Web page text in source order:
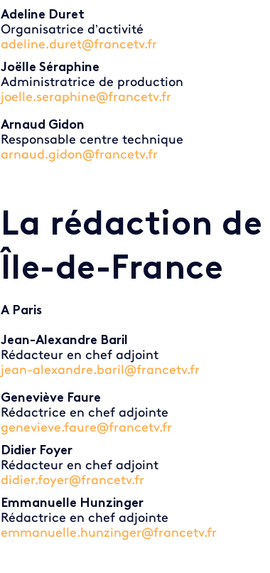
Adeline Duret
Organisatrice d’activité
adeline.duret@francetv.fr
Joëlle Séraphine
Administratrice de production
joelle.seraphine@francetv.fr
Arnaud Gidon
Responsable centre technique
arnaud.gidon@francetv.fr
La rédaction de
Île-de-France
A Paris
Jean-Alexandre Baril
Rédacteur en chef adjoint
jean-alexandre.baril@francetv.fr
Geneviève Faure
Rédactrice en chef adjointe
genevieve.faure@francetv.fr
Didier Foyer
Rédacteur en chef adjoint
didier.foyer@francetv.fr
Emmanuelle Hunzinger
Rédactrice en chef adjointe
emmanuelle.hunzinger@francetv.fr